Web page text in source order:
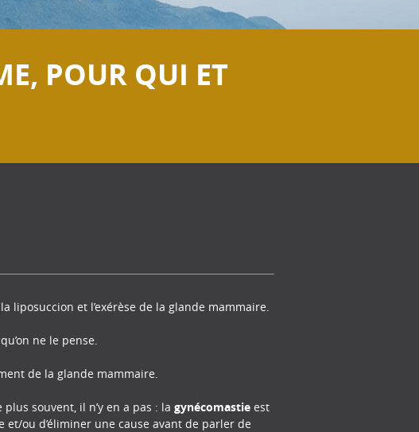
POUR QUI ET
liposuccion et l’exérèse de la glande mammaire.
ne le pense.
de la glande mammaire.
souvent, il n’y en a pas : la gynécomastie est
ou d’éliminer une cause avant de parler de